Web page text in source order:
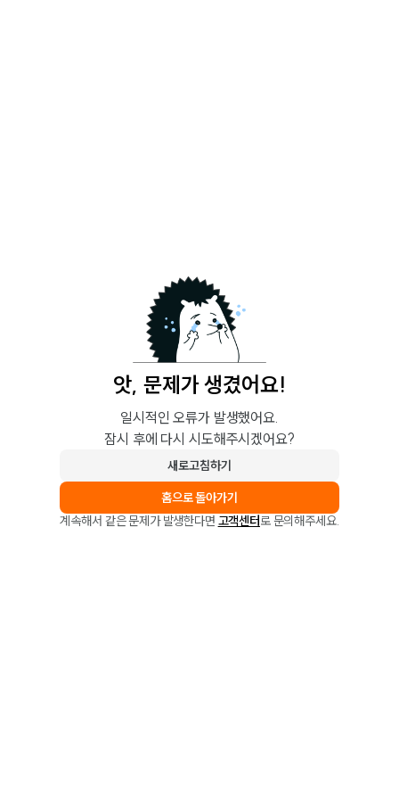
앗, 문제가 생겼어요!
일시적인 오류가 발생했어요.
잠시 후에 다시 시도해주시겠어요?
새로고침하기
홈으로 돌아가기
계속해서 같은 문제가 발생한다면 고객센터로 문의해주세요.